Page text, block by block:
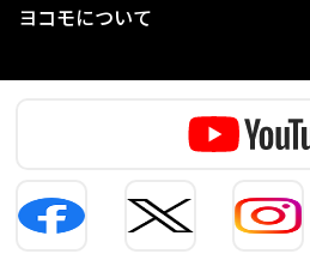
ヨコモについて